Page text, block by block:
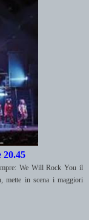
20.45
We Will Rock You il
mette in scena i maggiori